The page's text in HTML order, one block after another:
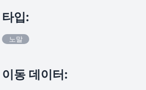
타입:
노말
이동 데이터: